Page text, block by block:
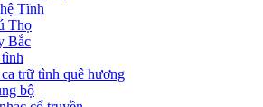
Tĩnh
Thọ
Bắc
trữ tình quê hương
bộ